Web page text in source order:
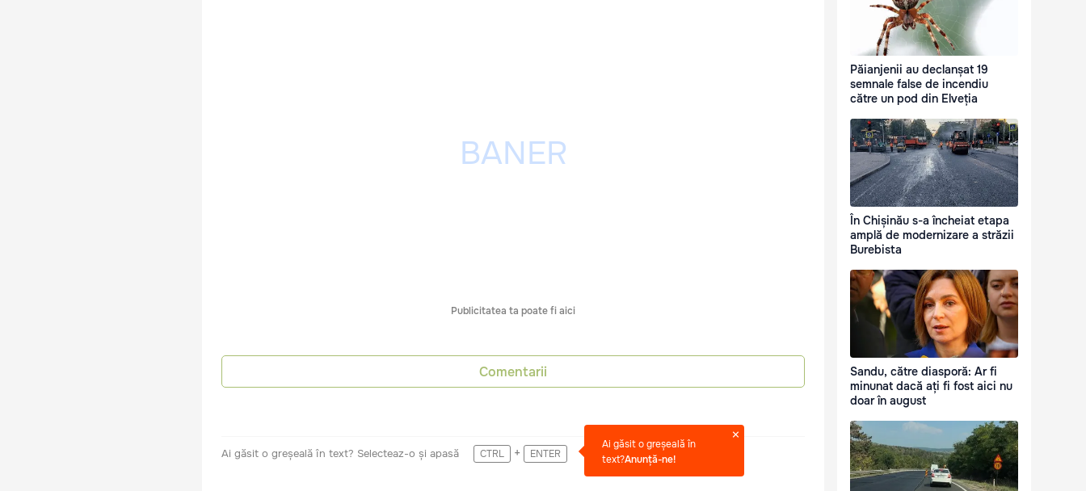
Publicitatea ta poate fi aici
Comentarii
Ai găsit o greșeală în text? Selecteaz-o și apasă CTRL + ENTER
Ai găsit o greșeală în
text?Anunță-ne!
Păianjenii au declanșat 19
semnale false de incendiu
către un pod din Elveția
În Chișinău s-a încheiat etapa
amplă de modernizare a străzii
Burebista
Sandu, către diasporă: Ar fi
minunat dacă ați fi fost aici nu
doar în august